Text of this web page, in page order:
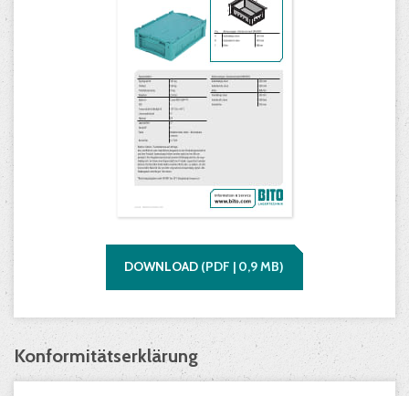
DOWNLOAD (PDF | 0,9MB)
Konformitätserklärung